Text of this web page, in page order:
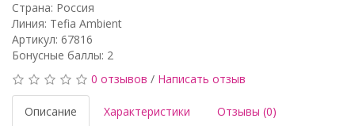
Страна: Россия
Линия: Tefia Ambient
Артикул: 67816
Бонусные баллы: 2
0 отзывов / Написать отзыв
Описание Характеристики Отзывы (0)